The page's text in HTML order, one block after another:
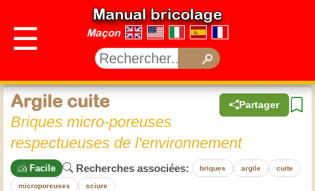
☰
Manual bricolage
Maçon
Partager
Argile cuite
Briques micro-poreuses
respectueuses de l'environnement
Facile Recherches associées: briques argile cuite
microporeuses sciure